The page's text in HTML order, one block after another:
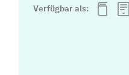
Verfügbar als: